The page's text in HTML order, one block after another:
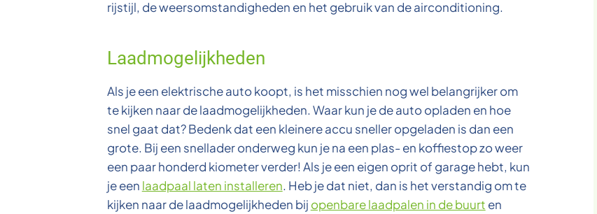
rijstijl, de weersomstandigheden en het gebruik van de airconditioning.
Laadmogelijkheden
Als je een elektrische auto koopt, is het misschien nog wel belangrijker om
te kijken naar de laadmogelijkheden. Waar kun je de auto opladen en hoe
snel gaat dat? Bedenk dat een kleinere accu sneller opgeladen is dan een
grote. Bij een snellader onderweg kun je na een plas- en koffiestop zo weer
een paar honderd kiometer verder! Als je een eigen oprit of garage hebt, kun
je een laadpaal laten installeren. Heb je dat niet, dan is het verstandig om te
kijken naar de laadmogelijkheden bij openbare laadpalen in de buurt en